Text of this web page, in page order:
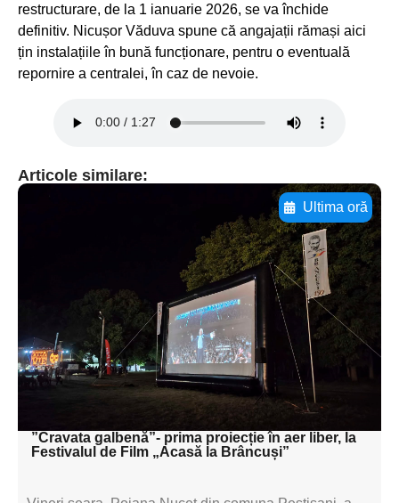
restructurare, de la 1 ianuarie 2026, se va închide
definitiv. Nicușor Văduva spune că angajații rămași aici
țin instalațiile în bună funcționare, pentru o eventuală
repornire a centralei, în caz de nevoie.
Articole similare:
Ultima oră
Adaugă aici textul pentru
subtitluAdaugă aici
textul pentru
subtitluAdaugă aici
textul pentru
subtitluAdaugă aici
textul pentru subti
”Cravata galbenă”- prima proiecție în aer liber, la
Festivalul de Film „Acasă la Brâncuși”